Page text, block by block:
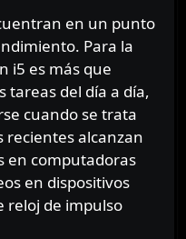
en un punto
Para la
i5 es más que
tareas del día a día,
cuando se trata
recientes alcanzan
en computadoras
en dispositivos
reloj de impulso